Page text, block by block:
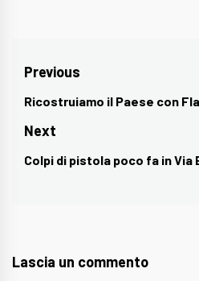
Navigazione
articoli
Previous
Previous
post:
Ricostruiamo il Paese con
Next
Next
Colpi di pistola poco fa in Via
Lascia un commento